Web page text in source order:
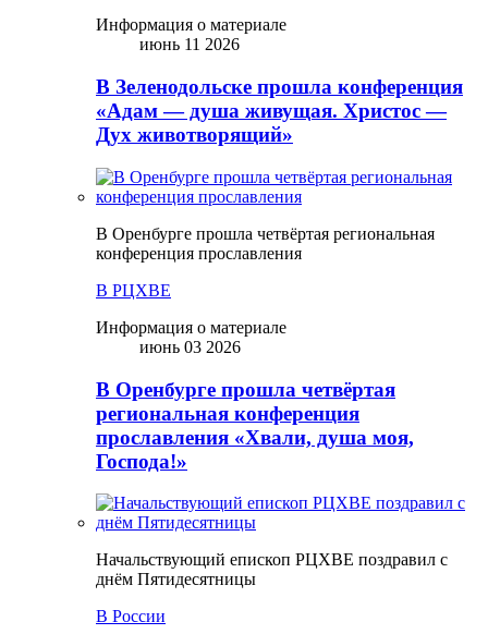
Информация о материале
июнь 11 2026
В Зеленодольске прошла конференция
«Адам — душа живущая. Христос —
Дух животворящий»
В Оренбурге прошла четвёртая региональная
конференция прославления
В РЦХВЕ
Информация о материале
июнь 03 2026
В Оренбурге прошла четвёртая
региональная конференция
прославления «Хвали, душа моя,
Господа!»
Начальствующий епископ РЦХВЕ поздравил с
днём Пятидесятницы
В России